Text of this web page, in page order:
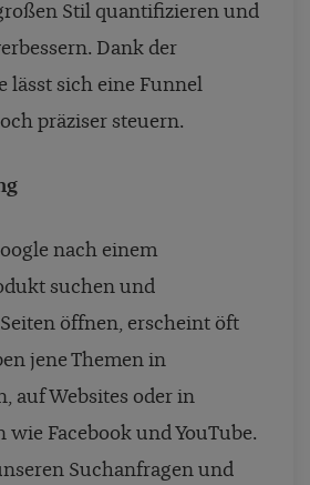
Stil quantifizieren und
Dank der
lässt sich eine Funnel
präziser steuern.
nach einem
suchen und
öffnen, erscheint öft
jene Themen in
auf Websites oder in
wie Facebook und YouTube.
Suchanfragen und